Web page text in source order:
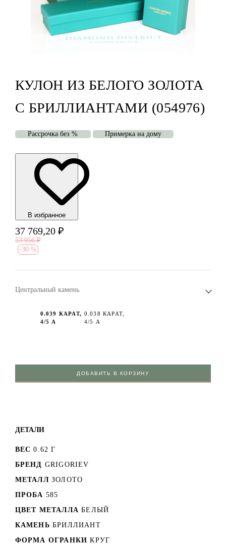
КУЛОН ИЗ БЕЛОГО ЗОЛОТА
С БРИЛЛИАНТАМИ (054976)
Рассрочка без % Примерка на дому
В избранноe
37 769,20 ₽
53 956 ₽
-30 %
Центральный камень
0.039 КАРАТ,
4/5 А
0.038 КАРАТ,
4/5 А
ДОБАВИТЬ В КОРЗИНУ
ДЕТАЛИ
ВЕС 0.62 Г
БРЕНД GRIGORIEV
МЕТАЛЛ ЗОЛОТО
ПРОБА 585
ЦВЕТ МЕТАЛЛА БЕЛЫЙ
КАМЕНЬ БРИЛЛИАНТ
ФОРМА ОГРАНКИ КРУГ